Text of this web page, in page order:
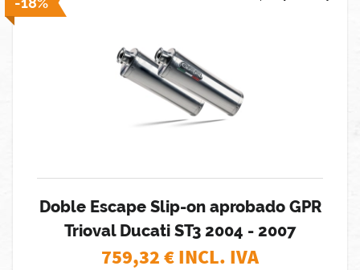
Doble Escape Slip-on aprobado GPR
Trioval Ducati ST3 2004 - 2007
759,32€ INCL. IVA